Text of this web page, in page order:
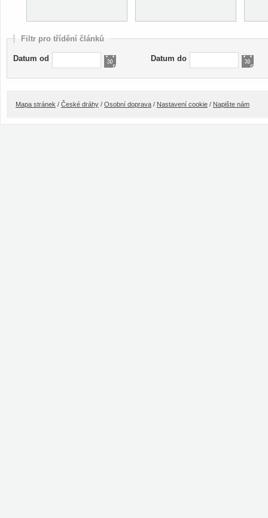
Filtr pro třídění článků
Datum od Datum do
Mapa stránek / České dráhy / Osobní doprava / Nastavení cookie / Napište nám